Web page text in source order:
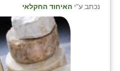
נכתב ע"י האיחוד החקלאי